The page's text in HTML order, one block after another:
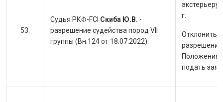
Судья РКФ-FCI Скиба Ю.В. -
разрешение судейства пород VII
группы (Вн.124 от 18.07.2022).
экстерьеру
г.
Отклонить
разрешение
Положения
подать